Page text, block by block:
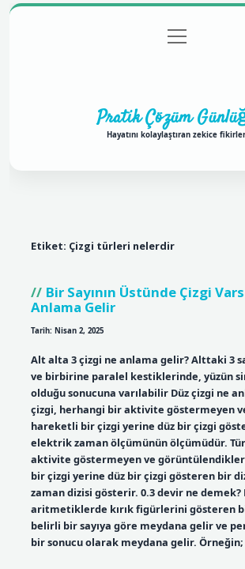
Gizlilik Politikası
menüyü
aç
Pratik Çözüm
Hayatını kolaylaştıran zekice
Etiket: Çizgi türleri nelerdir
Bir Sayının Üstünde Çizgi
Anlama Gelir
Tarih: Nisan 2, 2025
Alt alta 3 çizgi ne anlama gelir? Alttaki 3
ve birbirine paralel kestiklerinde, yüzün
olduğu sonucuna varılabilir Düz çizgi ne
çizgi, herhangi bir aktivite göstermeyen
hareketli bir çizgi yerine düz bir çizgi
elektrik zaman ölçümünün ölçümüdür.
aktivite göstermeyen ve
bir çizgi yerine düz bir çizgi gösteren bir
zaman dizisi gösterir. 0.3 devir ne
aritmetiklerde kırık figürlerini gösteren
belirli bir sayıya göre meydana gelir ve
bir sonucu olarak meydana gelir. Örneğin;